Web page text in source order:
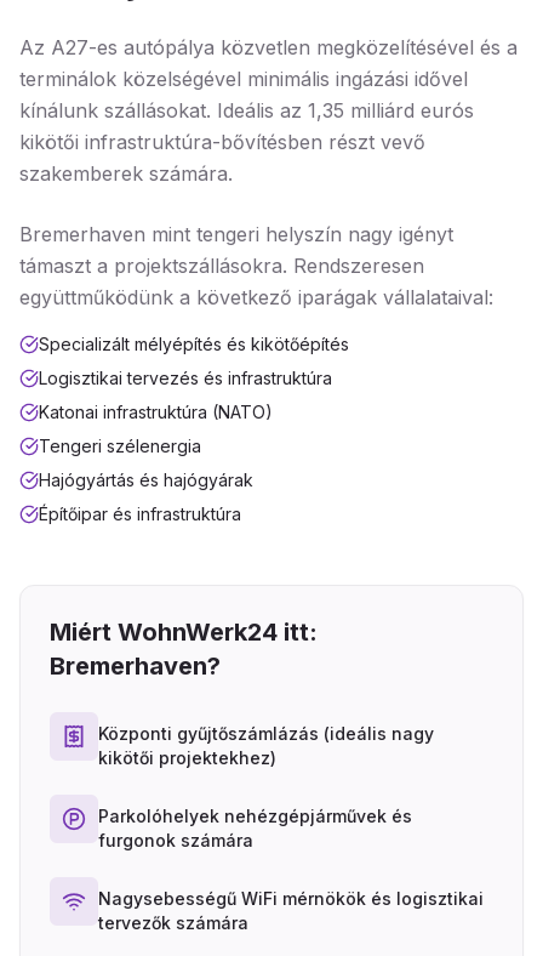
Az A27-es autópálya közvetlen megközelítésével és a
terminálok közelségével minimális ingázási idővel
kínálunk szállásokat. Ideális az 1,35 milliárd eurós
kikötői infrastruktúra-bővítésben részt vevő
szakemberek számára.
Bremerhaven mint tengeri helyszín nagy igényt
támaszt a projektszállásokra. Rendszeresen
együttműködünk a következő iparágak vállalataival:
Specializált mélyépítés és kikötőépítés
Logisztikai tervezés és infrastruktúra
Katonai infrastruktúra (NATO)
Tengeri szélenergia
Hajógyártás és hajógyárak
Építőipar és infrastruktúra
Miért WohnWerk24 itt:
Bremerhaven?
Központi gyűjtőszámlázás (ideális nagy
kikötői projektekhez)
Parkolóhelyek nehézgépjárművek és
furgonok számára
Nagysebességű WiFi mérnökök és logisztikai
tervezők számára